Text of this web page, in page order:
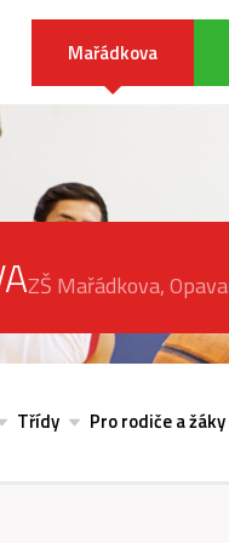
Mařádkova
ZŠ Mařádkova, Opava
Třídy Pro rodiče a žáky